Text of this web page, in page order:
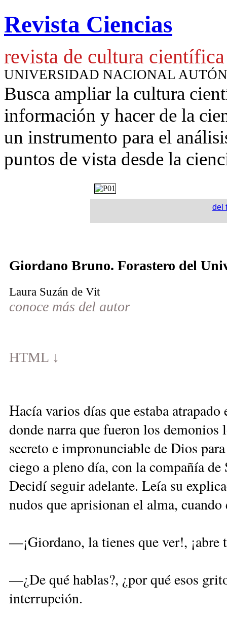
Revista Ciencias
revista de cultura científica
UNIVERSIDAD NACIONAL
Busca ampliar la cultura
información y hacer de la
un instrumento para el
puntos de vista desde la
del
Giordano Bruno. Forastero del
Laura Suzán de Vit
conoce más del autor
HTML ↓
Hacía varios días que estaba
donde narra que fueron los
secreto e impronunciable de Dios
ciego a pleno día, con la compañía
Decidí seguir adelante. Leía su
nudos que aprisionan el alma,
—¡Giordano, la tienes que ver!, ¡abre
—¿De qué hablas?, ¿por qué esos
interrupción.